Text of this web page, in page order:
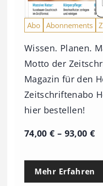
Abo Abonnements
Wissen. Planen.
Motto der
Magazin für den
Zeitschriftenabo
hier bestellen!
74,00€ – 93,00 €P
e
Mehr Erfahren